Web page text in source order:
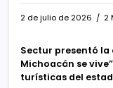
2 de julio de 2026 2
Sectur presentó la
Michoacán se
turísticas del estad